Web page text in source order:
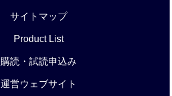
サイトマップ
Product List
購読・試読申込み
運営ウェブサイト